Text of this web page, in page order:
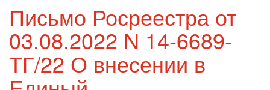
Письмо Росреестра от
03.08.2022 N 14-6689-
ТГ/22 О внесении в